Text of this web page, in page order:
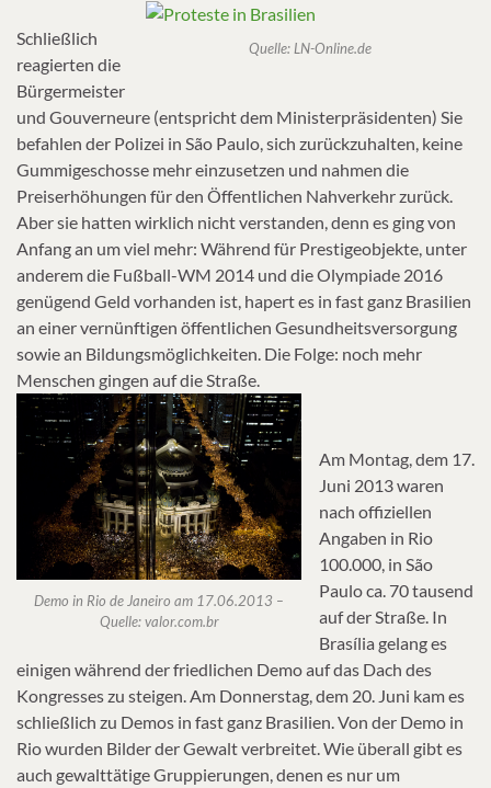
Quelle: LN-Online.de
Schließlich
reagierten die
Bürgermeister
und Gouverneure (entspricht dem Ministerpräsidenten) Sie
befahlen der Polizei in São Paulo, sich zurückzuhalten, keine
Gummigeschosse mehr einzusetzen und nahmen die
Preiserhöhungen für den Öffentlichen Nahverkehr zurück.
Aber sie hatten wirklich nicht verstanden, denn es ging von
Anfang an um viel mehr: Während für Prestigeobjekte, unter
anderem die Fußball-WM 2014 und die Olympiade 2016
genügend Geld vorhanden ist, hapert es in fast ganz Brasilien
an einer vernünftigen öffentlichen Gesundheitsversorgung
sowie an Bildungsmöglichkeiten. Die Folge: noch mehr
Menschen gingen auf die Straße.
Demo in Rio de Janeiro am 17.06.2013 –
Quelle: valor.com.br
Am Montag, dem 17.
Juni 2013 waren
nach offiziellen
Angaben in Rio
100.000, in São
Paulo ca. 70 tausend
auf der Straße. In
Brasília gelang es
einigen während der friedlichen Demo auf das Dach des
Kongresses zu steigen. Am Donnerstag, dem 20. Juni kam es
schließlich zu Demos in fast ganz Brasilien. Von der Demo in
Rio wurden Bilder der Gewalt verbreitet. Wie überall gibt es
auch gewalttätige Gruppierungen, denen es nur um